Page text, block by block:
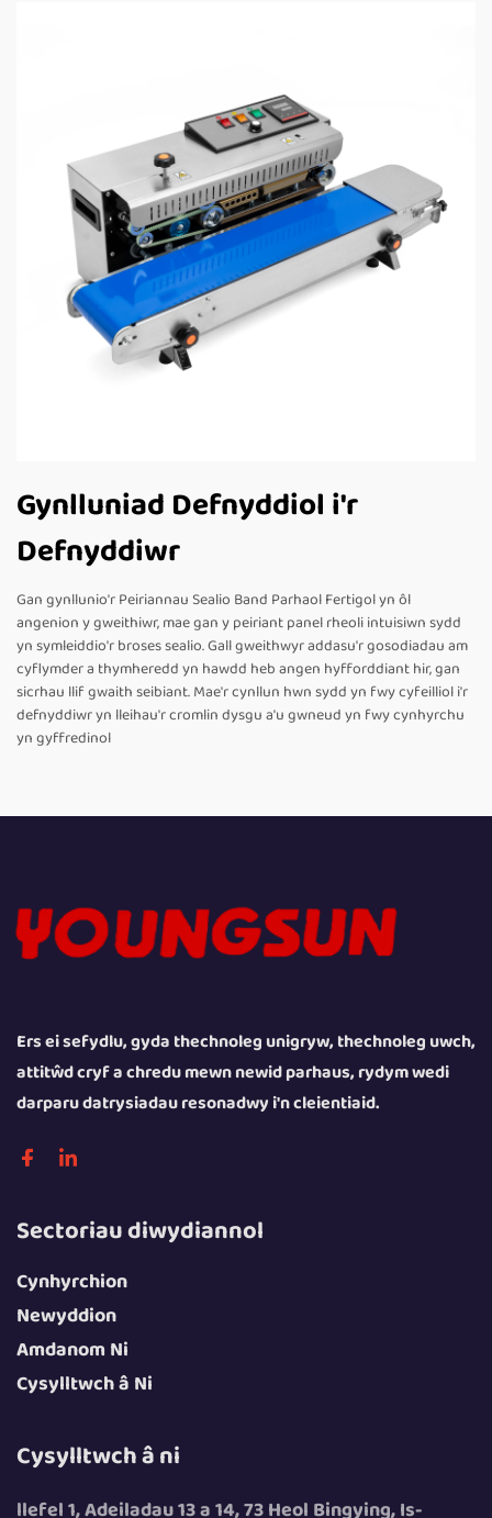
Gynlluniad Defnyddiol i'r
Defnyddiwr
Gan gynllunio'r Peiriannau Sealio Band Parhaol Fertigol yn ôl
angenion y gweithiwr, mae gan y peiriant panel rheoli intuisiwn sydd
yn symleiddio'r broses sealio. Gall gweithwyr addasu'r gosodiadau am
cyflymder a thymheredd yn hawdd heb angen hyfforddiant hir, gan
sicrhau llif gwaith seibiant. Mae'r cynllun hwn sydd yn fwy cyfeilliol i'r
defnyddiwr yn lleihau'r cromlin dysgu a'u gwneud yn fwy cynhyrchu
yn gyffredinol
Ers ei sefydlu, gyda thechnoleg unigryw, thechnoleg uwch,
attitŵd cryf a chredu mewn newid parhaus, rydym wedi
darparu datrysiadau resonadwy i'n cleientiaid.
Sectoriau diwydiannol
Cynhyrchion
Newyddion
Amdanom Ni
Cysylltwch â Ni
Cysylltwch â ni
llefel 1, Adeiladau 13 a 14, 73 Heol Bingying, Is-